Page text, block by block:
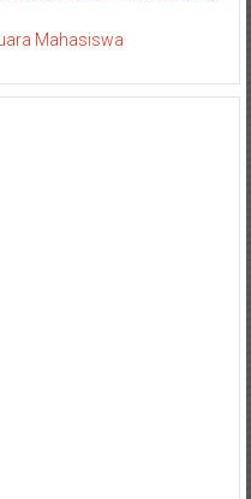
Mahasiswa